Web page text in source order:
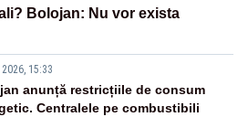
Bolojan: Nu vor exista
15:33
anunță restricțiile de consum
Centralele pe combustibili